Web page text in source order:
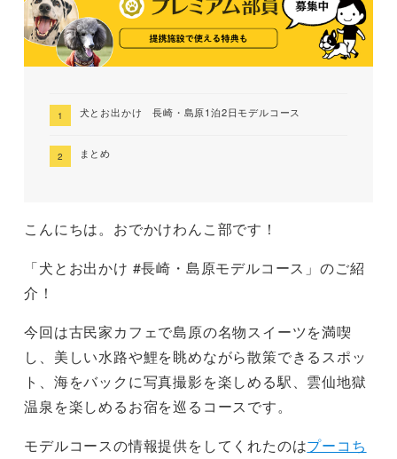
犬とお出かけ 長崎・島原1泊2日モデルコース
まとめ
こんにちは。おでかけわんこ部です！
「犬とお出かけ #長崎・島原モデルコース」のご紹
介！
今回は古民家カフェで島原の名物スイーツを満喫
し、美しい水路や鯉を眺めながら散策できるスポッ
ト、海をバックに写真撮影を楽しめる駅、雲仙地獄
温泉を楽しめるお宿を巡るコースです。
モデルコースの情報提供をしてくれたのはプーコち